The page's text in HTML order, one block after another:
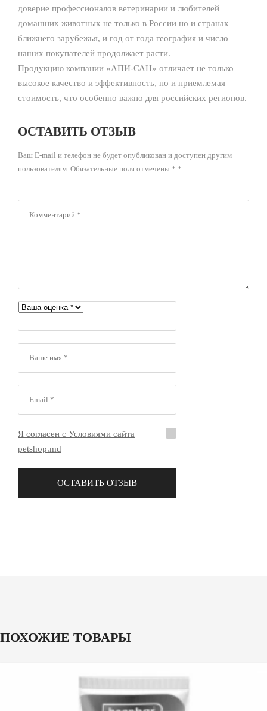
доверие профессионалов ветеринарии и любителей
домашних животных не только в России но и странах
ближнего зарубежья, и год от года география и число
наших покупателей продолжает расти.
Продукцию компании «АПИ-САН» отличает не только
высокое качество и эффективность, но и приемлемая
стоимость, что особенно важно для российских регионов.
ОСТАВИТЬ ОТЗЫВ
Ваш E-mail и телефон не будет опубликован и доступен другим
пользователям. Обязательные поля отмечены * *
Я согласен с Условиями сайта
petshop.md
ОСТАВИТЬ ОТЗЫВ
ПОХОЖИЕ ТОВАРЫ